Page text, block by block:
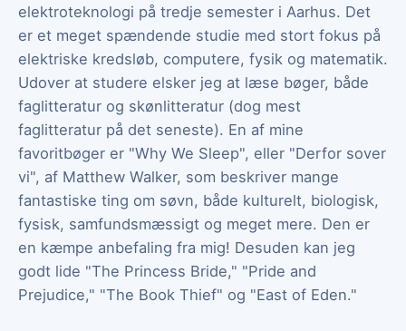
elektroteknologi på tredje semester i Aarhus. Det
er et meget spændende studie med stort fokus på
elektriske kredsløb, computere, fysik og matematik.
Udover at studere elsker jeg at læse bøger, både
faglitteratur og skønlitteratur (dog mest
faglitteratur på det seneste). En af mine
favoritbøger er "Why We Sleep", eller "Derfor sover
vi", af Matthew Walker, som beskriver mange
fantastiske ting om søvn, både kulturelt, biologisk,
fysisk, samfundsmæssigt og meget mere. Den er
en kæmpe anbefaling fra mig! Desuden kan jeg
godt lide "The Princess Bride," "Pride and
Prejudice," "The Book Thief" og "East of Eden."